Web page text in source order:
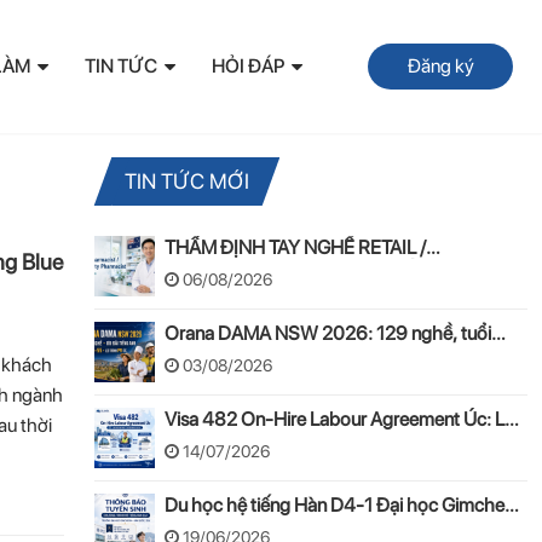
TIN TỨC HỎI ĐÁP Đăng ký
Blue
ngành
thời
TIN TỨC MỚI
THẨM ĐỊNH TAY NGHỀ RETAIL /
COMMUNITY PHARMACIST ÚC 2026 –
APC & OPRA
06/08/2026
Orana DAMA NSW 2026: 129 nghề, tuổi
50–55 và lộ trình PR
03/08/2026
Visa 482 On-Hire Labour Agreement Úc: Lộ
trình làm việc hợp pháp theo mô hình On-
Hire
14/07/2026
Du học hệ tiếng Hàn D4-1 Đại học Gimcheon
2026: Tuyển sinh, chi phí, hồ sơ
19/06/2026